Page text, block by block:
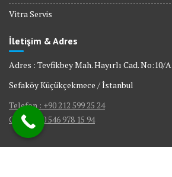
Vitra Servis
İletişim & Adres
Adres : Tevfikbey Mah. Hayırlı Cad. No:10/A
Sefaköy Küçükçekmece / İstanbul
Telefon : +90 212 599 25 24
GSM : +90 546 978 15 94